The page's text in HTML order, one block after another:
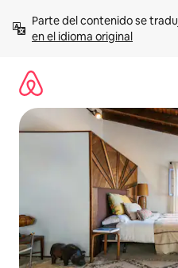
contenido
Parte del contenido se
en el idioma original